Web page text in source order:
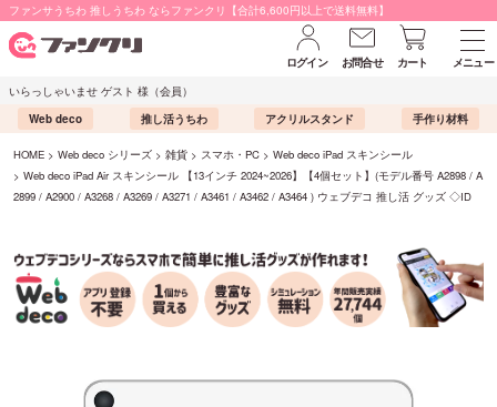
ファンサうちわ 推しうちわ ならファンクリ【合計6,600円以上で送料無料】
ログイン お問合せ カート
メニュー
いらっしゃいませ ゲスト 様（会員）
Web deco
推し活うちわ アクリルスタンド 手作り材料
HOME Web deco シリーズ 雑貨 スマホ・PC
Web deco iPad スキンシール
Web deco iPad Air スキンシール 【13インチ 2024~2026】【4個セット】(モデル番号 A2898 / A
2899 / A2900 / A3268 / A3269 / A3271 / A3461 / A3462 / A3464 ) ウェブデコ 推し活 グッズ ◇ID